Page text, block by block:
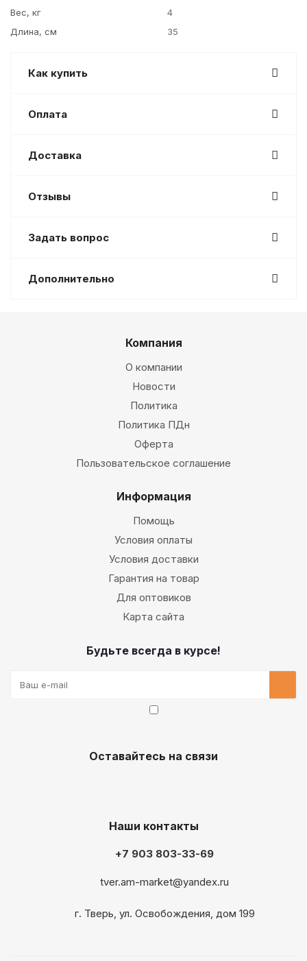
Вес, кг
4
Длина, см
35
Как купить
Оплата
Доставка
Отзывы
Задать вопрос
Дополнительно
Компания
О компании
Новости
Политика
Политика ПДн
Оферта
Пользовательское соглашение
Информация
Помощь
Условия оплаты
Условия доставки
Гарантия на товар
Для оптовиков
Карта сайта
Будьте всегда в курсе!
Оставайтесь на связи
Наши контакты
+7 903 803-33-69
tver.am-market@yandex.ru
г. Тверь, ул. Освобождения, дом 199